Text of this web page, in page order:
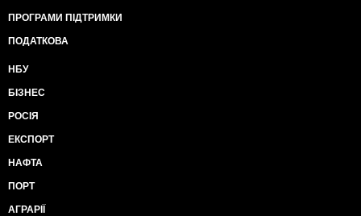
ПРОГРАМИ ПІДТРИМКИ
ПОДАТКОВА
НБУ
БІЗНЕС
РОСІЯ
ЕКСПОРТ
НАФТА
ПОРТ
АГРАРІЇ